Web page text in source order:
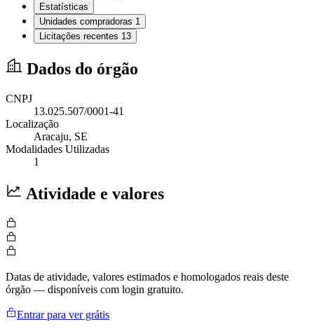
Estatísticas
Unidades compradoras 1
Licitações recentes 13
Dados do órgão
CNPJ
13.025.507/0001-41
Localização
Aracaju, SE
Modalidades Utilizadas
1
Atividade e valores
Datas de atividade, valores estimados e homologados reais deste
órgão — disponíveis com login gratuito.
Entrar para ver grátis